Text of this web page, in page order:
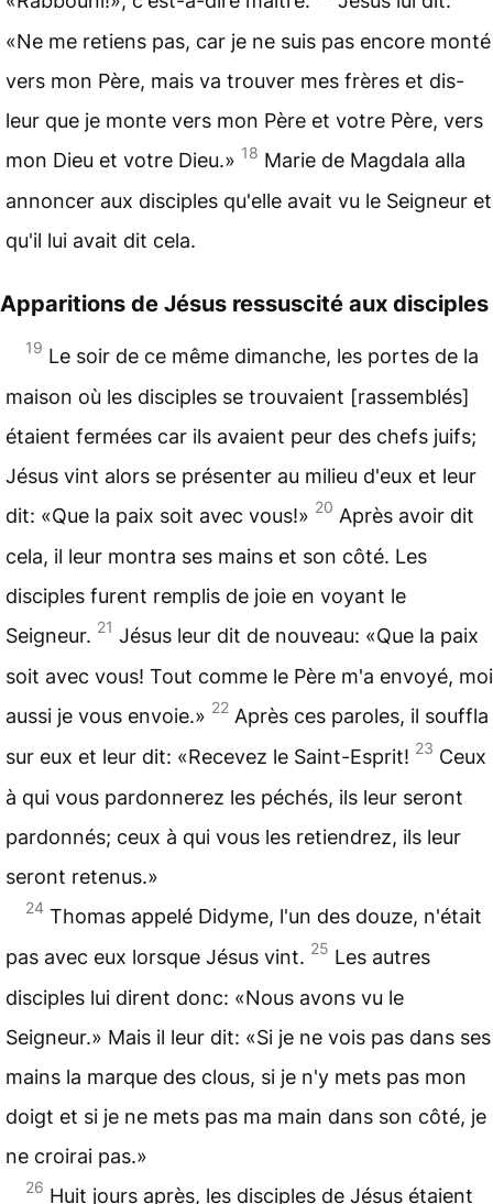
«Ne me retiens pas, car je ne suis pas encore monté
vers mon Père, mais va trouver mes frères et dis-
leur que je monte vers mon Père et votre Père, vers
mon Dieu et votre Dieu.» 18 Marie de Magdala alla
annoncer aux disciples qu'elle avait vu le Seigneur et
qu'il lui avait dit cela.
Apparitions de Jésus ressuscité aux disciples
19 Le soir de ce même dimanche, les portes de la
maison où les disciples se trouvaient [rassemblés]
étaient fermées car ils avaient peur des chefs juifs;
Jésus vint alors se présenter au milieu d'eux et leur
dit: «Que la paix soit avec vous!» 20 Après avoir dit
cela, il leur montra ses mains et son côté. Les
disciples furent remplis de joie en voyant le
Seigneur. 21 Jésus leur dit de nouveau: «Que la paix
soit avec vous! Tout comme le Père m'a envoyé, moi
aussi je vous envoie.» 22 Après ces paroles, il souffla
sur eux et leur dit: «Recevez le Saint-Esprit! 23 Ceux
à qui vous pardonnerez les péchés, ils leur seront
pardonnés; ceux à qui vous les retiendrez, ils leur
seront retenus.»
24 Thomas appelé Didyme, l'un des douze, n'était
pas avec eux lorsque Jésus vint. 25 Les autres
disciples lui dirent donc: «Nous avons vu le
Seigneur.» Mais il leur dit: «Si je ne vois pas dans ses
mains la marque des clous, si je n'y mets pas mon
doigt et si je ne mets pas ma main dans son côté, je
ne croirai pas.»
26 Huit jours après, les disciples de Jésus étaient